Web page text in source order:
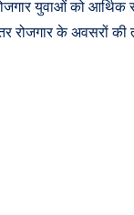
युवाओं को आर्थिक
रोजगार के अवसरों